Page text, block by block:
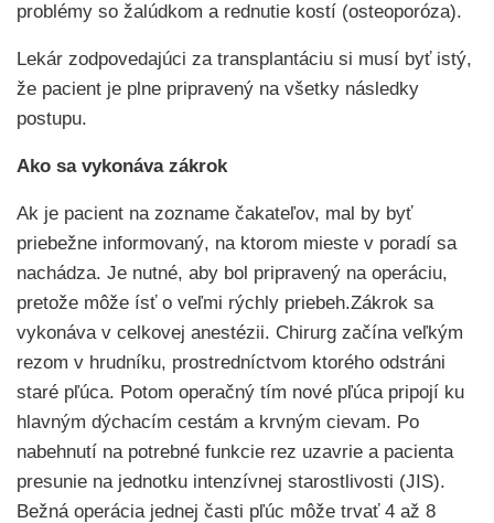
problémy so žalúdkom a rednutie kostí (osteoporóza).
Lekár zodpovedajúci za transplantáciu si musí byť istý,
že pacient je plne pripravený na všetky následky
postupu.
Ako sa vykonáva zákrok
Ak je pacient na zozname čakateľov, mal by byť
priebežne informovaný, na ktorom mieste v poradí sa
nachádza. Je nutné, aby bol pripravený na operáciu,
pretože môže ísť o veľmi rýchly priebeh.Zákrok sa
vykonáva v celkovej anestézii. Chirurg začína veľkým
rezom v hrudníku, prostredníctvom ktorého odstráni
staré pľúca. Potom operačný tím nové pľúca pripojí ku
hlavným dýchacím cestám a krvným cievam. Po
nabehnutí na potrebné funkcie rez uzavrie a pacienta
presunie na jednotku intenzívnej starostlivosti (JIS).
Bežná operácia jednej časti pľúc môže trvať 4 až 8